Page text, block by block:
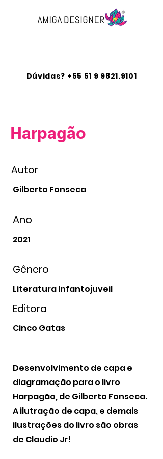
Dúvidas? +55 51 9 9821.9101
Harpagão
Autor
Gilberto Fonseca
Ano
2021
Gênero
Literatura Infantojuveil
Editora
Cinco Gatas
Desenvolvimento de capa e
diagramação para o livro
Harpagão, de Gilberto Fonseca.
A ilutração de capa, e demais
ilustrações do livro são obras
de Claudio Jr!